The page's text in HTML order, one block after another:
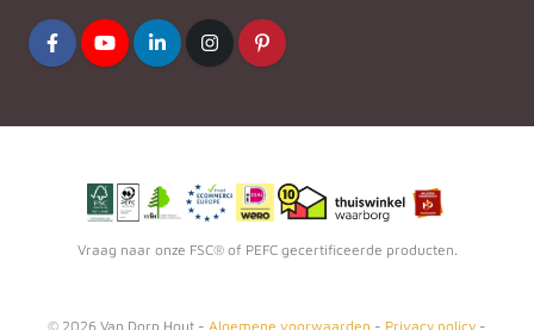
Vraag naar onze FSC® of PEFC gecertificeerde producten.
© 2026 Van Dorp Hout - Algemene voorwaarden - Privacy policy -